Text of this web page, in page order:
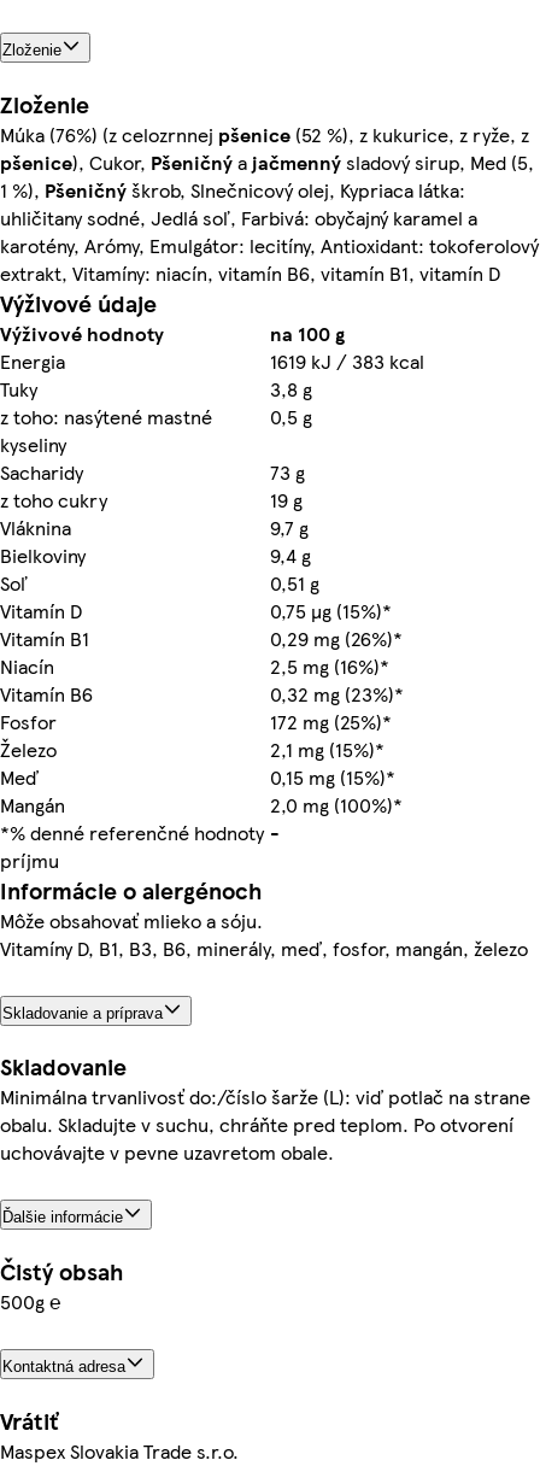
Zloženie
Zloženie
Múka (76%) (z celozrnnej pšenice (52 %), z kukurice, z ryže, z
pšenice), Cukor, Pšeničnýa jačmennýsladový sirup, Med (5,
1 %), Pšeničnýškrob, Slnečnicový olej, Kypriaca látka:
uhličitany sodné, Jedlá soľ, Farbivá: obyčajný karamel a
karotény, Arómy, Emulgátor: lecitíny, Antioxidant: tokoferolový
extrakt, Vitamíny: niacín, vitamín B6, vitamín B1, vitamín D
Výživové údaje
Výživové hodnoty
na 100 g
Energia
1619 kJ / 383 kcal
Tuky
3,8 g
z toho: nasýtené mastné
kyseliny
0,5 g
Sacharidy
73 g
z toho cukry
19 g
Vláknina
9,7 g
Bielkoviny
9,4 g
Soľ
0,51 g
Vitamín D
0,75 µg (15%)*
Vitamín B1
0,29 mg (26%)*
Niacín
2,5 mg (16%)*
Vitamín B6
0,32 mg (23%)*
Fosfor
172 mg (25%)*
Železo
2,1 mg (15%)*
Meď
0,15 mg (15%)*
Mangán
2,0 mg (100%)*
*% denné referenčné hodnoty
príjmu
-
Informácie o alergénoch
Môže obsahovať mlieko a sóju.
Vitamíny D, B1, B3, B6, minerály, meď, fosfor, mangán, železo
Skladovanie a príprava
Skladovanie
Minimálna trvanlivosť do:/číslo šarže (L): viď potlač na strane
obalu. Skladujte v suchu, chráňte pred teplom. Po otvorení
uchovávajte v pevne uzavretom obale.
Ďalšie informácie
Čistý obsah
500g ℮
Kontaktná adresa
Vrátiť
Maspex Slovakia Trade s.r.o.